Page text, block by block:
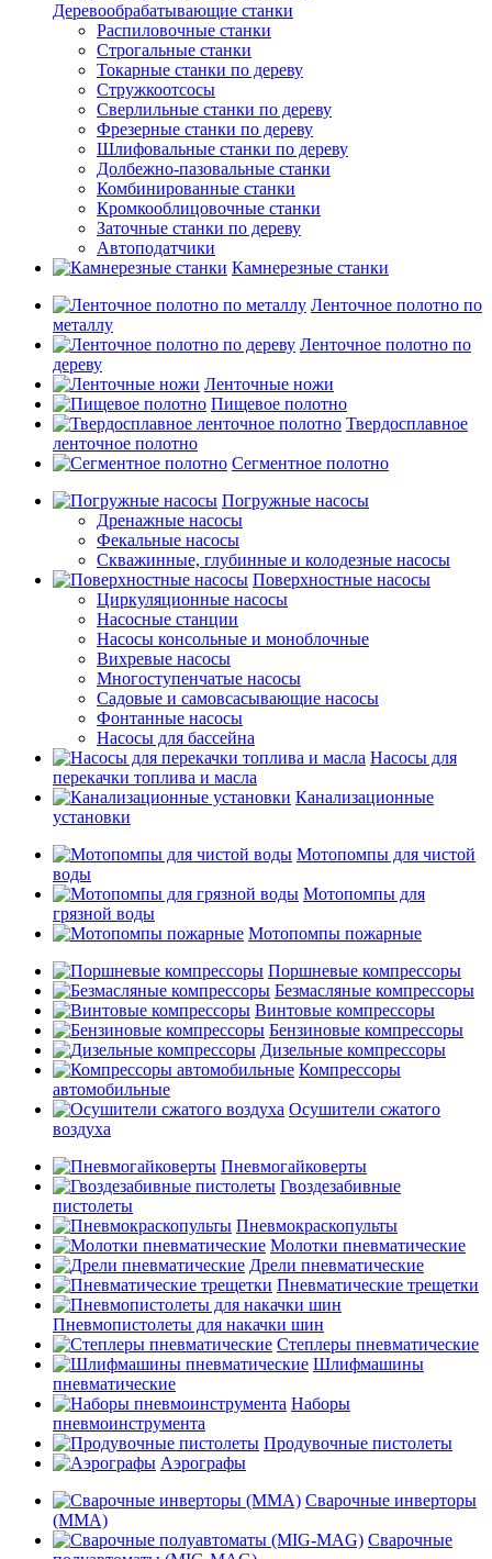
Деревообрабатывающие станки
Распиловочные станки
Строгальные станки
Токарные станки по дереву
Стружкоотсосы
Сверлильные станки по дереву
Фрезерные станки по дереву
Шлифовальные станки по дереву
Долбежно-пазовальные станки
Комбинированные станки
Кромкооблицовочные станки
Заточные станки по дереву
Автоподатчики
Камнерезные станки
Ленточное полотно по
металлу
Ленточное полотно по
дереву
Ленточные ножи
Пищевое полотно
Твердосплавное
ленточное полотно
Сегментное полотно
Погружные насосы
Дренажные насосы
Фекальные насосы
Скважинные, глубинные и колодезные насосы
Поверхностные насосы
Циркуляционные насосы
Насосные станции
Насосы консольные и моноблочные
Вихревые насосы
Многоступенчатые насосы
Садовые и самовсасывающие насосы
Фонтанные насосы
Насосы для бассейна
Насосы для
перекачки топлива и масла
Канализационные
установки
Мотопомпы для чистой
воды
Мотопомпы для
грязной воды
Мотопомпы пожарные
Поршневые компрессоры
Безмасляные компрессоры
Винтовые компрессоры
Бензиновые компрессоры
Дизельные компрессоры
Компрессоры
автомобильные
Осушители сжатого
воздуха
Пневмогайковерты
Гвоздезабивные
пистолеты
Пневмокраскопульты
Молотки пневматические
Дрели пневматические
Пневматические трещетки
Пневмопистолеты для накачки шин
Степлеры пневматические
Шлифмашины
пневматические
Наборы
пневмоинструмента
Продувочные пистолеты
Аэрографы
Сварочные инверторы
(MMA)
Сварочные